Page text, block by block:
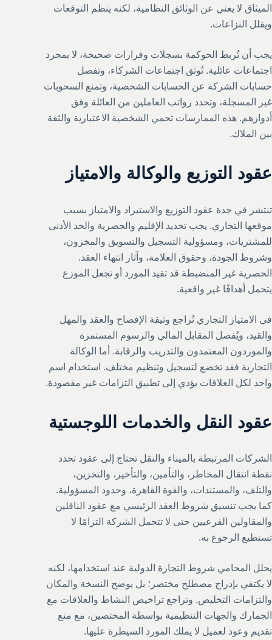
الميثاق لا يغني عن الوثائق النظامية، لكنه ينظم التوقعات
ويقلل النزاعات.
يجب أن تُربط الحوكمة بسجلات وقرارات صحيحة، لا بمجرد
اجتماعات عائلية. تُوثق اجتماعات الشركاء، وتفصل
حسابات الشركة عن الحسابات الشخصية، وتمنع السحوبات
غير المسجلة، وتحدد رواتب العاملين من العائلة وفق
أدوارهم. هذه الممارسات تحمي الشخصية الاعتبارية والثقة
بين الملاك.
عقود التوزيع والوكالة والامتياز
تنتشر في جدة عقود التوزيع والاستيراد والامتياز بسبب
موقعها التجاري. يجب تحديد الإقليم والحصرية والحد الأدنى
للمشتريات، ومسؤولية التسجيل والتسويق والمخزون،
وشروط الجودة، وحقوق العلامة، وآثار انتهاء العقد.
الحصرية غير المنضبطة قد تقيد المورد أو تجعل الموزع
يتحمل أهدافًا غير واقعية.
في الامتياز التجاري تُراجع وثيقة الإفصاح والعقد والمهل
والقيد، ويُفصل المقابل المالي والرسوم المستمرة
والموردون المعتمدون والتدريب والرقابة. أما الوكالة
التجارية فقد تخضع لتسجيل وتنظيم مختلف. استخدام اسم
واحد لكل العلاقات يؤدي إلى تطبيق التزامات غير مقصودة.
عقود النقل والخدمات اللوجستية
الشركات المرتبطة بالميناء والنقل تحتاج إلى عقود تحدد
نقطة انتقال المخاطر، والتأمين، والتأخير، والتخزين،
والتلف، والمستندات، والقوة القاهرة، وحدود المسؤولية.
كما يجب تنسيق شروط العقد الرئيسي مع عقود الناقلين
والمقاولين الفرعيين حتى لا تتحمل الشركة التزامًا لا
تستطيع الرجوع به.
يحلل المحامي شروط التجارة الدولية عند استخدامها، لكنه
لا يكتفي بإدراج مصطلح مختصر؛ بل يوضح النسخة والمكان
والتزامات التخليص. وتراجع تراخيص النشاط والعلاقات مع
الجمارك والجهات التنظيمية بواسطة المختصين، مع منع
تقديم وعود لعميل لا يملك المورد السيطرة عليها.